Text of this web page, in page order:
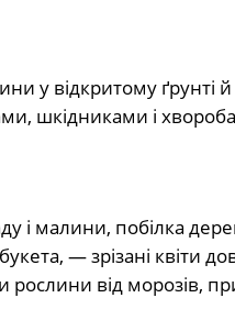
у відкритому ґрунті
шкідниками і
і малини, побілка
— зрізані квіти
рослини від морозів,